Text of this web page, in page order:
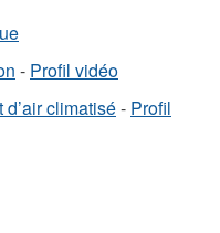
- Profil vidéo
climatisé- Profil